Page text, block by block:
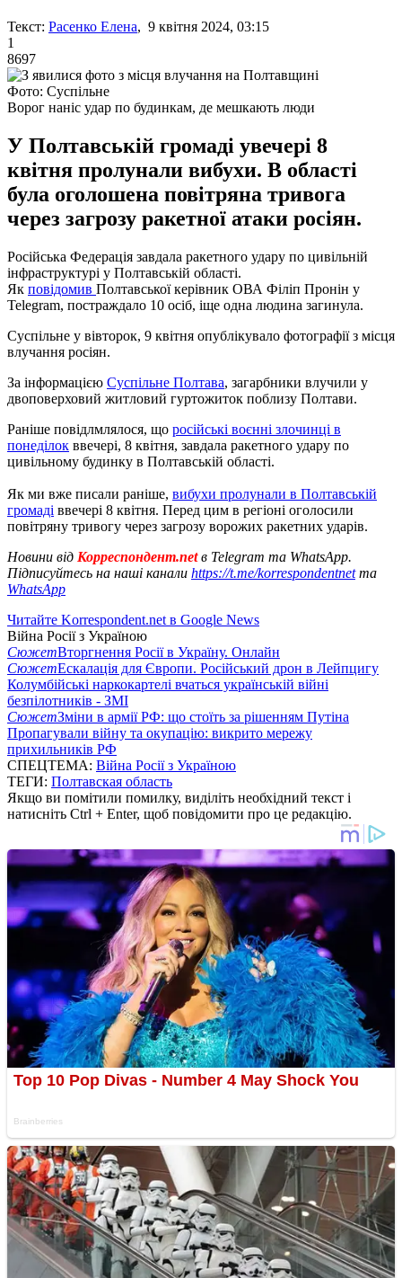
Текст: Расенко Елена, 9 квітня 2024, 03:15
1
8697
Фото: Суспільне
Ворог наніс удар по будинкам, де мешкають люди
У Полтавській громаді увечері 8
квітня пролунали вибухи. В області
була оголошена повітряна тривога
через загрозу ракетної атаки росіян.
Російська Федерація завдала ракетного удару по цивільній
інфраструктурі у Полтавській області.
Як повідомив Полтавської керівник ОВА Філіп Пронін у
Telegram, постраждало 10 осіб, іще одна людина загинула.
Суспільне у вівторок, 9 квітня опублікувало фотографії з місця
влучання росіян.
За інформацією Суспільне Полтава, загарбники влучили у
двоповерховий житловий гуртожиток поблизу Полтави.
Раніше повідлмлялося, що російські воєнні злочинці в
понеділок ввечері, 8 квітня, завдала ракетного удару по
цивільному будинку в Полтавській області.
Як ми вже писали раніше, вибухи пролунали в Полтавській
громаді ввечері 8 квітня. Перед цим в регіоні оголосили
повітряну тривогу через загрозу ворожих ракетних ударів.
Новини від Корреспондент.netв Telegram та WhatsApp.
Підписуйтесь на наші канали https://t.me/korrespondentnetта
WhatsApp
Читайте Korrespondent.net в Google News
Війна Росії з Україною
СюжетВторгнення Росії в Україну. Онлайн
СюжетЕскалація для Європи. Російський дрон в Лейпцигу
Колумбійські наркокартелі вчаться українській війні
безпілотників - ЗМІ
СюжетЗміни в армії РФ: що стоїть за рішенням Путіна
Пропагували війну та окупацію: викрито мережу
прихильників РФ
СПЕЦТЕМА: Війна Росії з Україною
ТЕГИ: Полтавская область
Якщо ви помітили помилку, виділіть необхідний текст і
натисніть Ctrl + Enter, щоб повідомити про це редакцію.